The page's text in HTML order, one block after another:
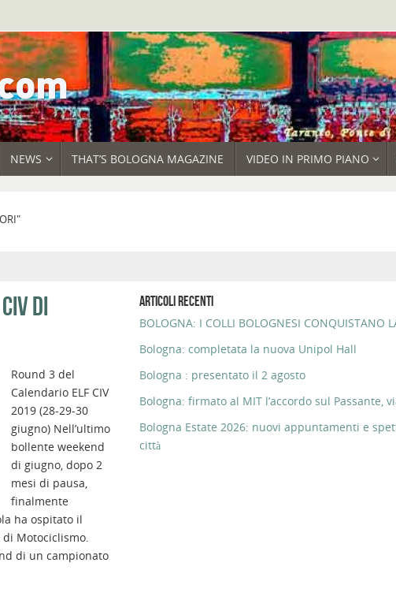
NEWS THAT’S BOLOGNA MAGAZINE VIDEO IN PRIMO PIANO
DI
Round 3 del
Calendario ELF CIV
2019 (28-29-30
giugno) Nell’ultimo
bollente weekend
di giugno, dopo 2
mesi di pausa,
finalmente
ha ospitato il
di Motociclismo.
di un campionato
ARTICOLI RECENTI
BOLOGNA: I COLLI BOLOGNESI CONQUISTANO
Bologna: completata la nuova Unipol Hall
Bologna : presentato il 2 agosto
Bologna: firmato al MIT l’accordo sul Passante,
Bologna Estate 2026: nuovi appuntamenti e
città